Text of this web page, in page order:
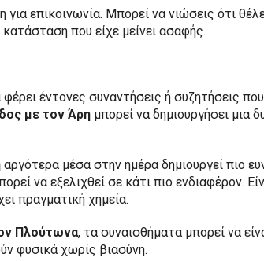
για επικοινωνία. Μπορεί να νιώσεις ότι
που είχε μείνει ασαφής.
έντονες συναντήσεις ή συζητήσεις
με τον Άρη μπορεί να δημιουργήσει μια
αργότερα μέσα στην ημέρα δημιουργεί πιο
να εξελιχθεί σε κάτι πιο ενδιαφέρον.
πραγματική χημεία.
Πλούτωνα, τα συναισθήματα μπορεί να
φυσικά χωρίς βιασύνη.